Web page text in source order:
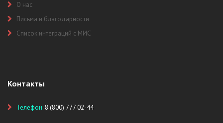
О нас
Письма и благодарности
Список интеграций с МИС
Контакты
Телефон: 8 (800) 777 02-44